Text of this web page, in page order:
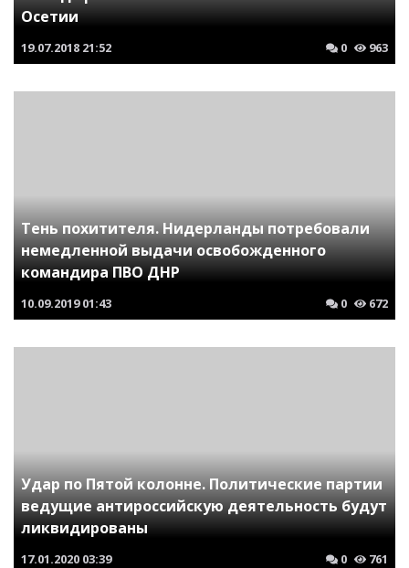
Осетии
19.07.2018 21:52 0 963
Тень похитителя. Нидерланды потребовали
немедленной выдачи освобожденного
командира ПВО ДНР
10.09.2019 01:43 0 672
Удар по Пятой колонне. Политические партии
ведущие антироссийскую деятельность будут
ликвидированы
17.01.2020 03:39 0 761